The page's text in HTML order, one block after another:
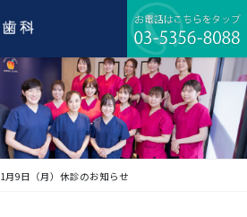
1月9日（月）休診のお知らせ